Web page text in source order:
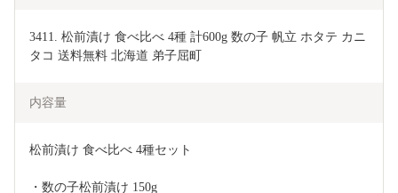
3411. 松前漬け 食べ比べ 4種 計600g 数の子 帆立 ホタテ カニ
タコ 送料無料 北海道 弟子屈町
内容量
松前漬け 食べ比べ 4種セット
・数の子松前漬け 150g